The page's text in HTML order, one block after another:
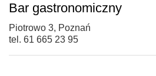
Bar gastronomiczny
Piotrowo 3, Poznań
tel. 61 665 23 95